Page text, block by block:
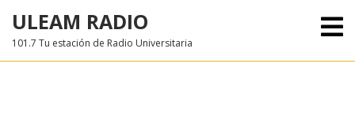
content
ULEAM RADIO
101.7 Tu estación de Radio Universitaria